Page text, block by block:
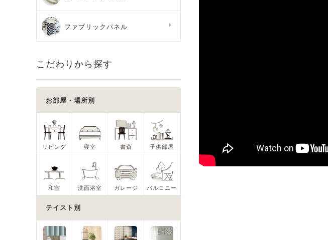
ファブリックパネル
こだわりから探す
お部屋・場所別
リビング 寝室 書斎 子供部屋
和室 洗面浴室 ガレージ バルコニー
テイスト別